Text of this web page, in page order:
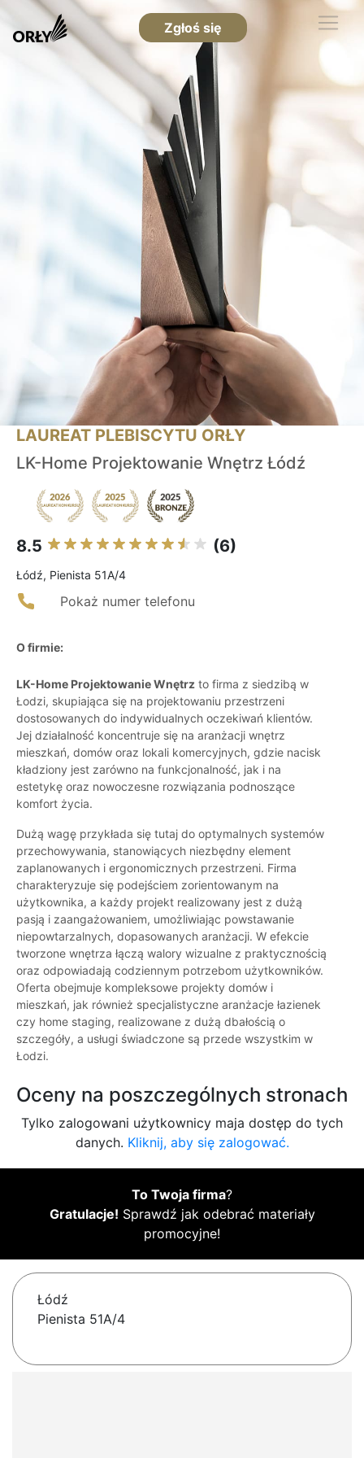
Zgłoś się
LAUREAT PLEBISCYTU ORŁY
LK-Home Projektowanie Wnętrz Łódź
8.5 (6)
Łódź, Pienista 51A/4
Pokaż numer telefonu
O firmie:
LK-Home Projektowanie Wnętrz to firma z siedzibą w
Łodzi, skupiająca się na projektowaniu przestrzeni
dostosowanych do indywidualnych oczekiwań klientów.
Jej działalność koncentruje się na aranżacji wnętrz
mieszkań, domów oraz lokali komercyjnych, gdzie nacisk
kładziony jest zarówno na funkcjonalność, jak i na
estetykę oraz nowoczesne rozwiązania podnoszące
komfort życia.
Dużą wagę przykłada się tutaj do optymalnych systemów
przechowywania, stanowiących niezbędny element
zaplanowanych i ergonomicznych przestrzeni. Firma
charakteryzuje się podejściem zorientowanym na
użytkownika, a każdy projekt realizowany jest z dużą
pasją i zaangażowaniem, umożliwiając powstawanie
niepowtarzalnych, dopasowanych aranżacji. W efekcie
tworzone wnętrza łączą walory wizualne z praktycznością
oraz odpowiadają codziennym potrzebom użytkowników.
Oferta obejmuje kompleksowe projekty domów i
mieszkań, jak również specjalistyczne aranżacje łazienek
czy home staging, realizowane z dużą dbałością o
szczegóły, a usługi świadczone są przede wszystkim w
Łodzi.
Oceny na poszczególnych stronach
Tylko zalogowani użytkownicy maja dostęp do tych
danych. Kliknij, aby się zalogować.
To Twoja firma?
Gratulacje! Sprawdź jak odebrać materiały
promocyjne!
Łódź
Pienista 51A/4